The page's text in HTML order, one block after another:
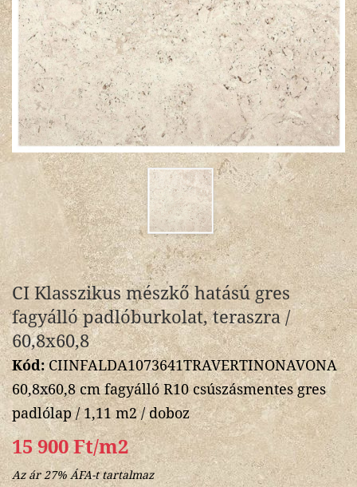
CI Klasszikus mészkő hatású gres
fagyálló padlóburkolat, teraszra /
60,8x60,8
Kód:CIINFALDA1073641TRAVERTINONAVONA
60,8x60,8 cm fagyálló R10 csúszásmentes gres
padlólap / 1,11 m2 / doboz
15 900 Ft/m2
Az ár 27% ÁFA-t tartalmaz